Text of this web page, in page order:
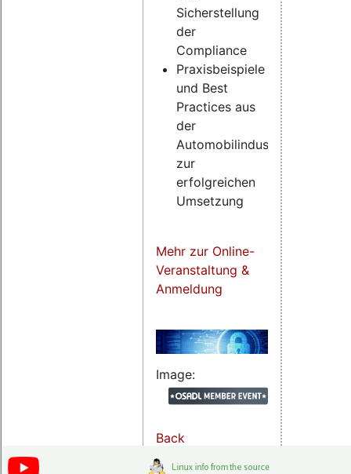
Sicherstellung
der
Compliance
Praxisbeispiele
und Best
Practices aus
der
Automobilindustrie
zur
erfolgreichen
Umsetzung
Mehr zur Online-
Veranstaltung &
Anmeldung
Image:
Back